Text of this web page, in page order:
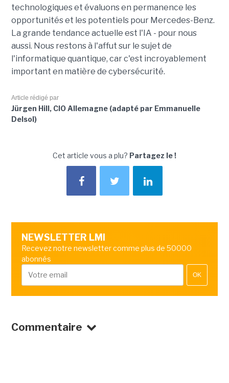
technologiques et évaluons en permanence les
opportunités et les potentiels pour Mercedes-Benz.
La grande tendance actuelle est l'IA - pour nous
aussi. Nous restons à l'affut sur le sujet de
l'informatique quantique, car c'est incroyablement
important en matière de cybersécurité.
Article rédigé par
Jürgen Hill, CIO Allemagne (adapté par Emmanuelle
Delsol)
Cet article vous a plu? Partagez le !
NEWSLETTER LMI
Recevez notre newsletter comme plus de 50000
abonnés
OK
Commentaire